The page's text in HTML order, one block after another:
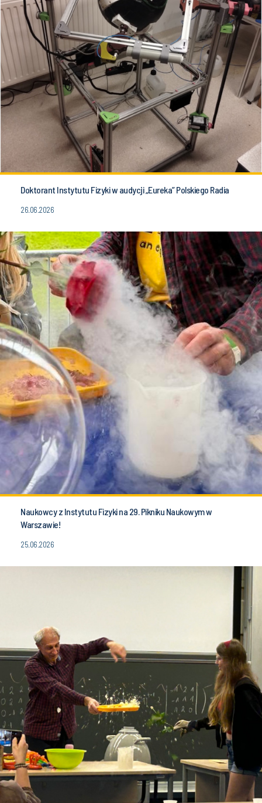
Doktorant Instytutu Fizyki w audycji „Eureka” Polskiego Radia
26.06.2026
Naukowcy z Instytutu Fizyki na 29. Pikniku Naukowym w
Warszawie!
25.06.2026